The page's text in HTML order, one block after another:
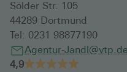
Sölder Str. 105
44289 Dortmund
Tel: 0231 98877190
Agentur-
4,9